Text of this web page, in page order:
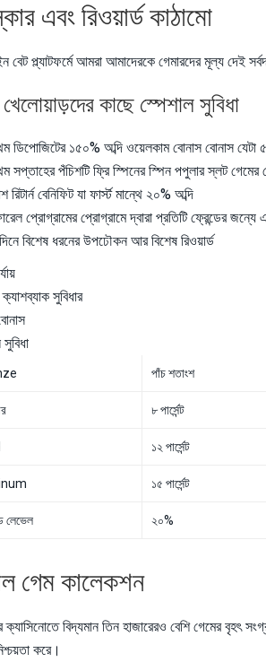
এবং রিওয়ার্ড কাঠামো
বেট প্ল্যাটফর্মে আমরা আমাদেরকে গেমারদের মূল্য দেই
কাছে স্পেশাল সুবিধা
ডিপোজিটের ১৫০% অব্দি ওয়েলকাম বোনাস বোনাস যেটা
সপ্তাহের পঁচিশটি ফ্রি স্পিনের স্পিন পপুলার স্লট গেমের
রিটার্ন বেনিফিট যা ফার্স্ট মান্থে ২০% অব্দি
প্রোগ্রামের প্রোগ্রামে দ্বারা প্রতিটি ফ্রেন্ডের জন্যে
বিশেষ ধরনের উপঢৌকন আর বিশেষ রিওয়ার্ড
সুবিধার
পাঁচ শতাংশ
৮ পার্সেন্ট
১২ পার্সেন্ট
১৫ পার্সেন্ট
লেভেল ২০%
গেম কালেকশন
বিদ্যমান তিন হাজারেরও বেশি গেমের বৃহৎ
করে।